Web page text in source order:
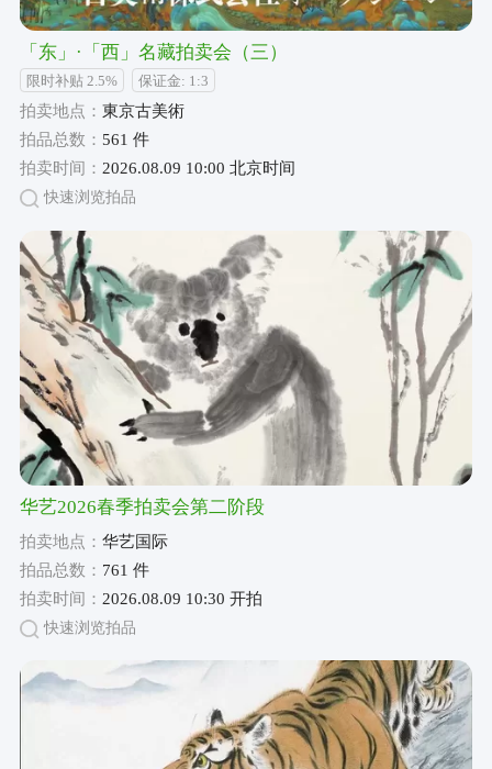
「东」·「西」名藏拍卖会（三）
限时补贴 2.5% 保证金: 1:3
拍卖地点： 東京古美術
拍品总数： 561 件
拍卖时间： 2026.08.09 10:00 北京时间
快速浏览拍品
华艺2026春季拍卖会第二阶段
拍卖地点： 华艺国际
拍品总数： 761 件
拍卖时间： 2026.08.09 10:30 开拍
快速浏览拍品